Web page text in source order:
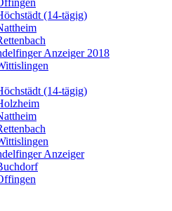
(14-tägig)
Anzeiger 2018
(14-tägig)
Anzeiger